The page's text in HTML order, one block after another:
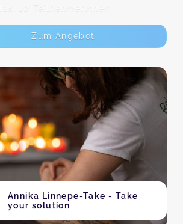
10 TeilnehmerInnen
Zum Angebot
Annika Linnepe-Take - Take
your solution